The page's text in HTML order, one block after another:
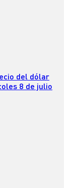
del dólar
8 de julio